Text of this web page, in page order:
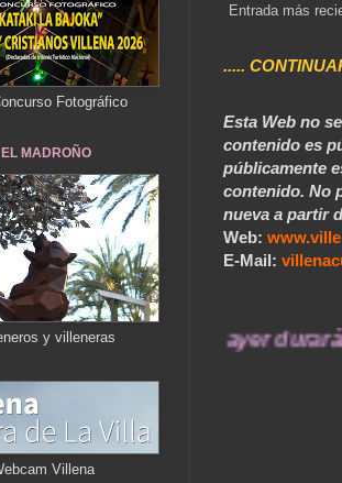
Entrada más
.....
Esta Web no
contenido es
públicamente
contenido. No
nueva a partir
Web:
E-Mail:
recuerdos de ayer durarán toda
Fotográfico
EL MADROÑO
y villeneras
Villena